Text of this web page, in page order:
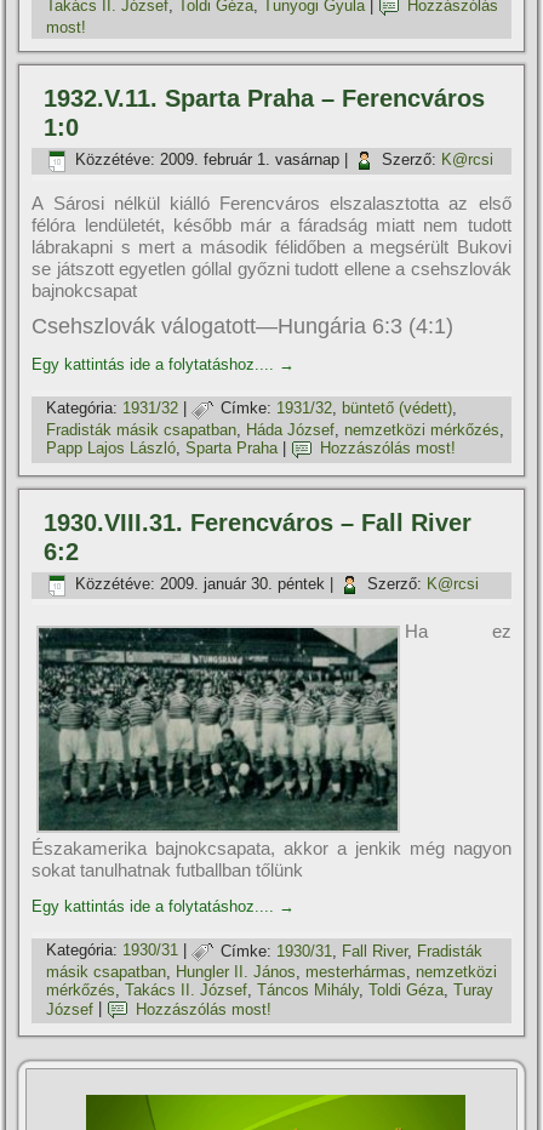
Takács II. József, Toldi Géza, Tunyogi Gyula|
Hozzászólás
most!
1932.V.11. Sparta Praha – Ferencváros
1:0
Közzétéve: 2009. február 1. vasárnap Szerző: K@rcsi
A Sárosi nélkül kiálló Ferencváros elszalasztotta az első
félóra lendületét, később már a fáradság miatt nem tudott
lábrakapni s mert a második félidőben a megsérült Bukovi
se játszott egyetlen góllal győzni tudott ellene a csehszlovák
bajnokcsapat
Csehszlovák válogatott—Hungária 6:3 (4:1)
Egy kattintás ide a folytatáshoz.... →
Kategória: 1931/32 | Címke: 1931/32, büntető (védett),
Fradisták másik csapatban Háda József nemzetközi mérkőzés
Papp Lajos László,Sparta Praha| Hozzászólás most!
1930.VIII.31. Ferencváros – Fall River
6:2
Közzétéve: 2009. január 30. péntek Szerző: K@rcsi
Ha ez
Északamerika bajnokcsapata, akkor a jenkik még nagyon
sokat tanulhatnak futballban tőlünk
Egy kattintás ide a folytatáshoz.... →
Kategória: 1930/31 | Címke: 1930/31 Fall River, Fradisták
másik csapatban, Hungler II. János, mesterhármas, nemzetközi
mérkőzés,Takács II. József,Táncos Mihály,Toldi Géza,Turay
József
Hozzászólás most!